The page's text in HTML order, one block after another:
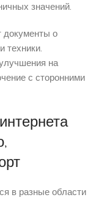
значений.
документы о
техники.
на
с сторонними
в разные области